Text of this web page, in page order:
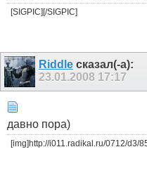
[SIGPIC][/SIGPIC]
Riddle сказал(-а):
23.01.2008 17:17
давно пора)
[img]http://i011.radikal.ru/0712/d3/